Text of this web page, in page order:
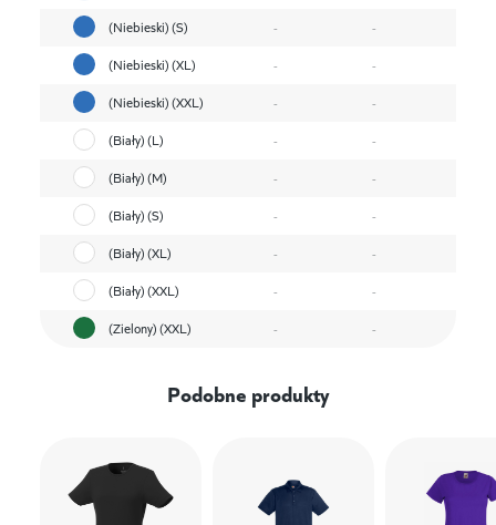
(Niebieski) (S)
-
-
(Niebieski) (XL)
-
-
(Niebieski) (XXL)
-
-
(Biały) (L)
-
-
(Biały) (M)
-
-
(Biały) (S)
-
-
(Biały) (XL)
-
-
(Biały) (XXL)
-
-
(Zielony) (XXL)
- -
Podobne produkty